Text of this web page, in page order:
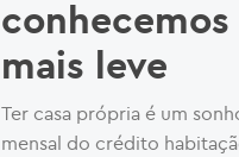
mais leve
Ter casa própria é um
mensal do crédito